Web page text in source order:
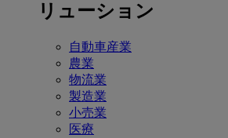
リューション
自動車産業
農業
物流業
製造業
小売業
医療